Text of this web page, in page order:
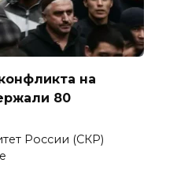
на
80
России (СКР)